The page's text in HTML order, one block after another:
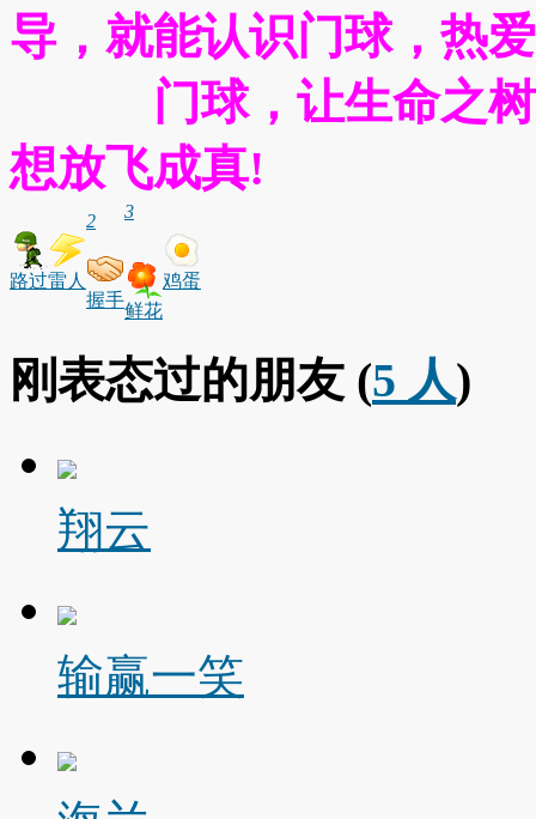
导，就能认识门球，热
门球，让生命之树
想放飞成真!
路过雷人
2
握手
3
鲜花
鸡蛋
刚表态过的朋友 (5 人)
翔云
输赢一笑